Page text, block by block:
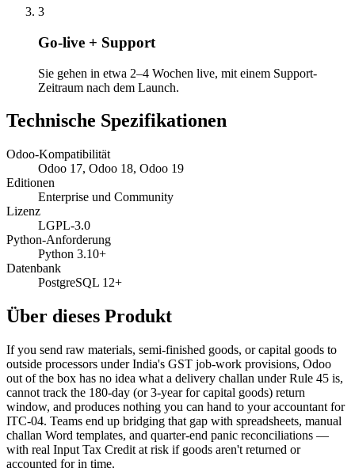
3
Go-live + Support
Sie gehen in etwa 2–4 Wochen live, mit einem Support-
Zeitraum nach dem Launch.
Technische Spezifikationen
Odoo-Kompatibilität
Odoo 17, Odoo 18, Odoo 19
Editionen
Enterprise und Community
Lizenz
LGPL-3.0
Python-Anforderung
Python 3.10+
Datenbank
PostgreSQL 12+
Über dieses Produkt
If you send raw materials, semi-finished goods, or capital goods to
outside processors under India's GST job-work provisions, Odoo
out of the box has no idea what a delivery challan under Rule 45 is,
cannot track the 180-day (or 3-year for capital goods) return
window, and produces nothing you can hand to your accountant for
ITC-04. Teams end up bridging that gap with spreadsheets, manual
challan Word templates, and quarter-end panic reconciliations —
with real Input Tax Credit at risk if goods aren't returned or
accounted for in time.